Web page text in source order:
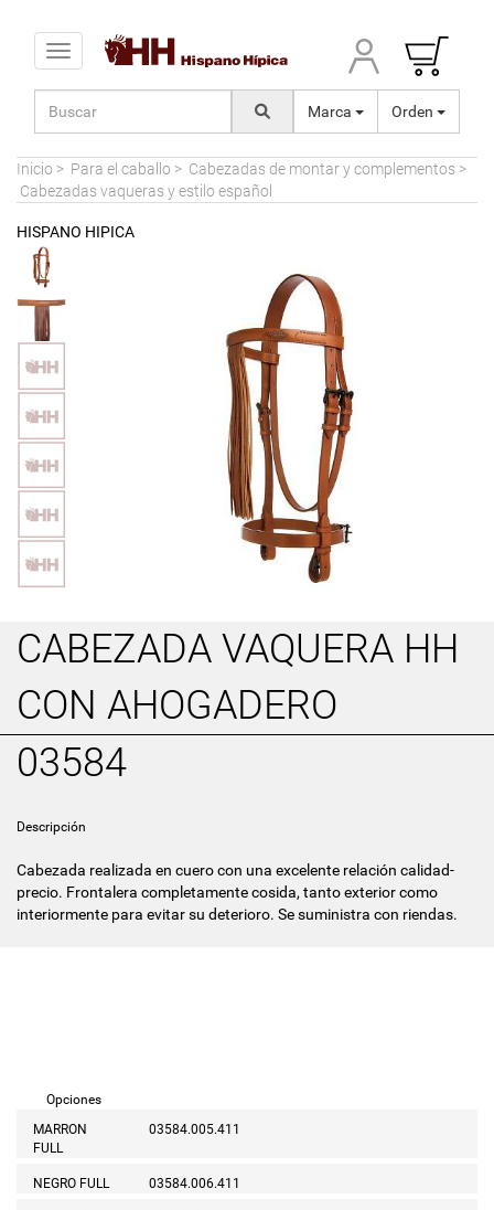
Toggle navigation
Marca Orden
Inicio > Para el caballo > Cabezadas de montar y complementos >
Cabezadas vaqueras y estilo español
HISPANO HIPICA
CABEZADA VAQUERA HH
CON AHOGADERO
03584
Descripción
Cabezada realizada en cuero con una excelente relación calidad-
precio. Frontalera completamente cosida, tanto exterior como
interiormente para evitar su deterioro. Se suministra con riendas.
Opciones
MARRON
FULL
03584.005.411
NEGRO FULL 03584.006.411